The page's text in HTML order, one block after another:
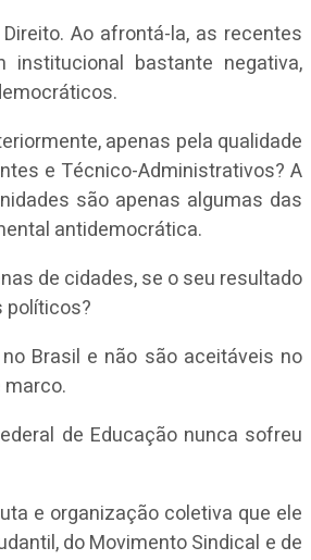
Ao afrontá-la, as recentes
bastante negativa,
apenas pela qualidade
e Técnico-Administrativos? A
são apenas algumas das
antidemocrática.
de cidades, se o seu resultado
políticos?
Brasil e não são aceitáveis no
de Educação nunca sofreu
e organização coletiva que ele
do Movimento Sindical e de